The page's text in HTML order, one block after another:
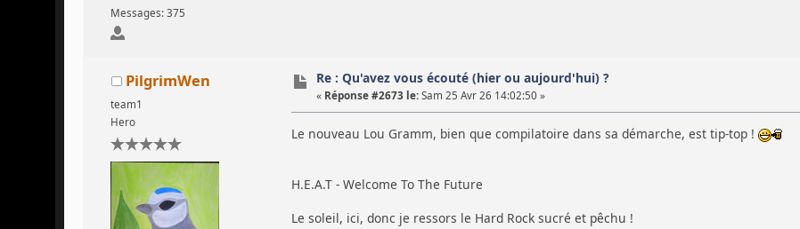
Messages: 375
PilgrimWen
team1
Hero
Re : Qu'avez vous écouté (hier ou aujourd'hui) ?
« Réponse #2673 le: Sam 25 Avr 26 14:02:50 »
Le nouveau Lou Gramm, bien que compilatoire dans sa démarche, est tip-top !
H.E.A.T - Welcome To The Future
Le soleil, ici, donc je ressors le Hard Rock sucré et pêchu !